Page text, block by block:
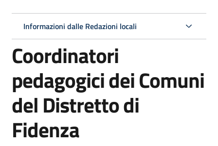
Servizi
Centri
le
famiglie
Informazioni
Informazioni dalle Redazioni locali
Coordinatori
pedagogici dei Comuni
del Distretto di
Fidenza